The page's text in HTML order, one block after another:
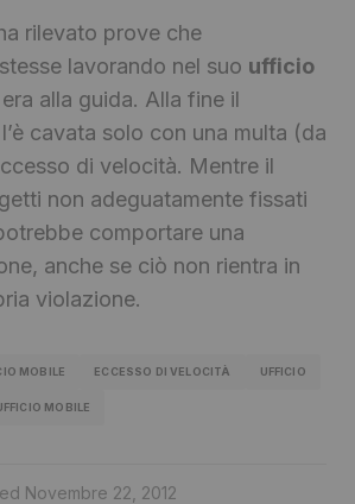
rilevato prove che
lavorando nel suo ufficio
alla guida. Alla fine il
cavata solo con una multa (da
di velocità. Mentre il
non adeguatamente fissati
comportare una
anche se ciò non rientra in
violazione.
MOBILE ECCESSO DI VELOCITÀ UFFICIO
MOBILE
Novembre 22, 2012